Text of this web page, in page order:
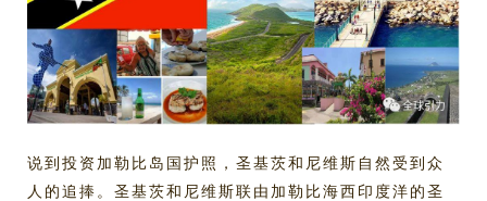
说到投资加勒比岛国护照，圣基茨和尼维斯自然受到众
人的追捧。圣基茨和尼维斯联由加勒比海西印度洋的圣